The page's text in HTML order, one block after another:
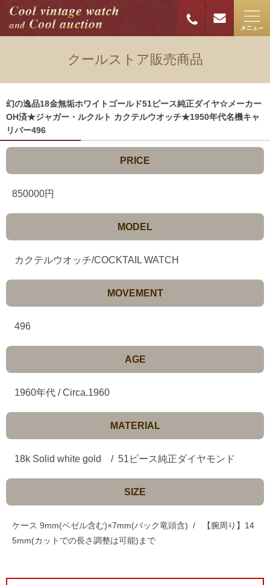
クールストア販売商品
幻の逸品18金無垢ホワイトゴールド51ピース純正ダイヤ☆メーカー
OH済★ジャガー・ルクルト カクテルウオッチ★1950年代名機キャ
リバー496
PRICE
850000円
MODEL
カクテルウオッチ/COCKTAIL WATCH
MOVEMENT
496
AGE
1960年代 / Circa.1960
MATERIAL
18k Solid white gold / 51ピース純正ダイヤモンド
SIZE
ケース 9mm(ベゼル含む)×7mm(バック竜頭含) / 【腕周り】14
5mm(カットでの長さ調整は可能)まで